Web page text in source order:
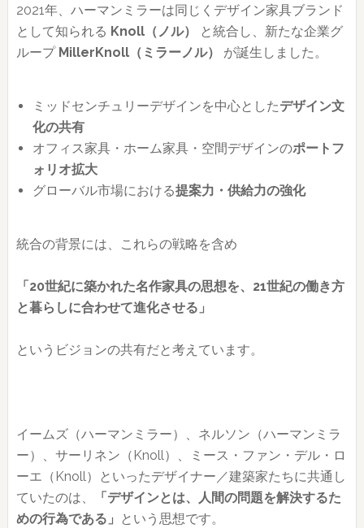
2021年、ハーマンミラーは同じくデザイン家具ブランド
として知られる Knoll（ノル）
と統合し、新たな企業グ
ループ MillerKnoll（ミラーノル） が誕生しました。
ミッドセンチュリーデザインを中心としたデザイン文
化の共有
オフィス家具・ホーム家具・空間デザインのポートフ
ォリオ拡大
グローバル市場における提案力・供給力の強化
統合の背景には、これらの戦略を含め
「20世紀に築かれた名作家具の思想を、21世紀の働き方
と暮らしに合わせて進化させる」
というビジョンの共有だと考えています。
イームズ（ハーマンミラー）、ネルソン（ハーマンミラ
ー）、サーリネン（Knoll）、ミース・ファン・デル・ロ
ーエ（Knoll）といったデザイナー／建築家たちに共通し
ていたのは、
「デザインとは、人間の問題を解決するた
めの行為である」
という思想です。